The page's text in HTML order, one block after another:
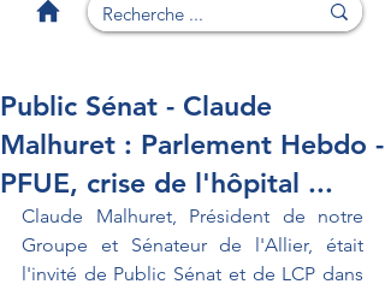
Public Sénat - Claude
Malhuret : Parlement Hebdo -
PFUE, crise de l'hôpital ...
Claude Malhuret, Président de notre
Groupe et Sénateur de l'Allier, était
l'invité de Public Sénat et de LCP dans